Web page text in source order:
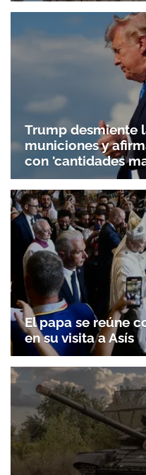
Trump desmiente
municiones y
con 'cantidades
El papa se reúne
en su visita a Asís